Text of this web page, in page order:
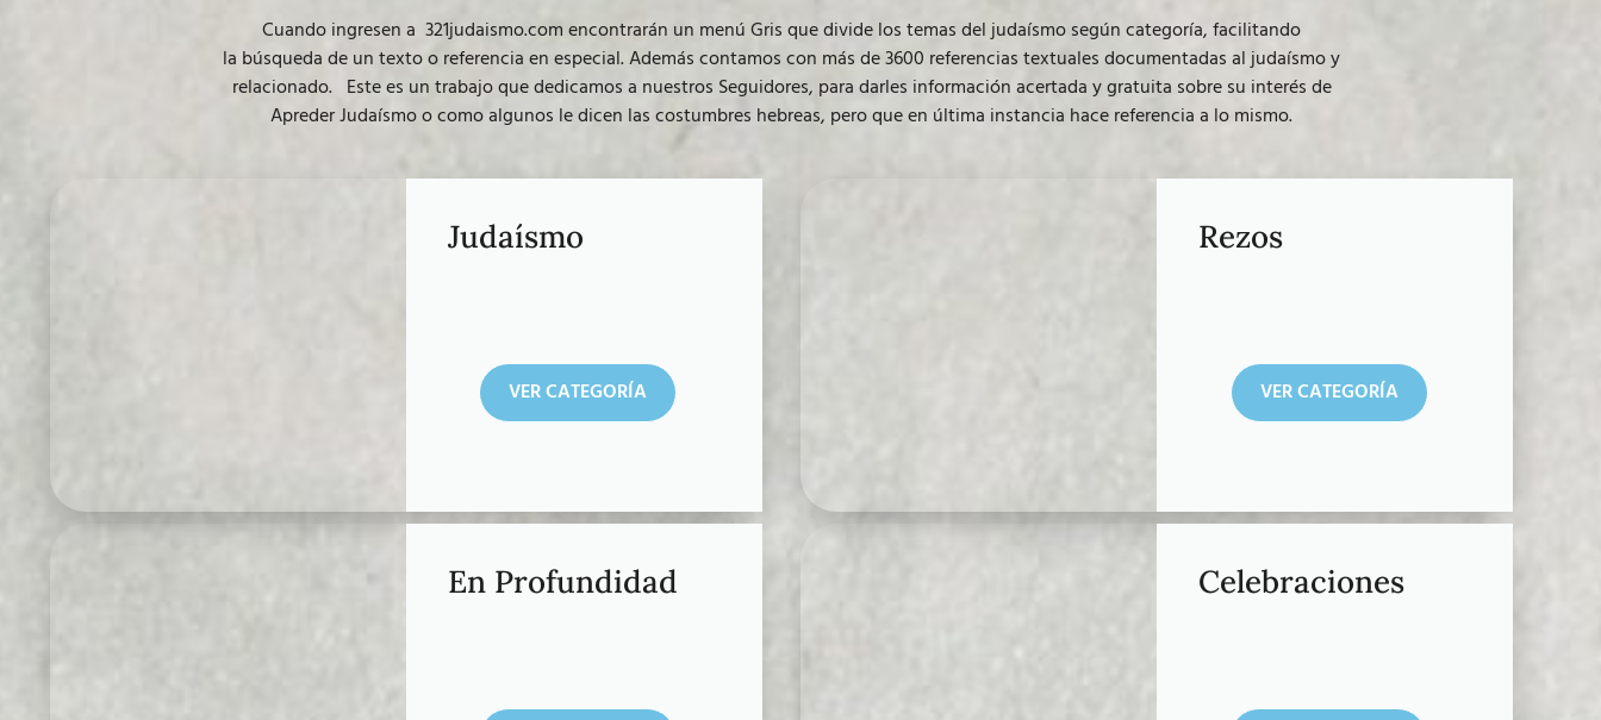
Cuando ingresen a 321judaismo.comencontrarán un menú Gris que divide los temas del judaísmo según categoría, facilitando
la búsqueda de un texto o referencia en especial. Además contamos con más de 3600 referencias textuales documentadas al judaísmo y
relacionado. Este es un trabajo que dedicamos a nuestros Seguidores, para darles información acertada y gratuita sobre su interés de
Apreder Judaísmo o como algunos le dicen las costumbres hebreas, pero que en última instancia hace referencia a lo mismo.
VER CATEGORÍA
Judaísmo
VER CATEGORÍA
Rezos
En Profundidad Celebraciones